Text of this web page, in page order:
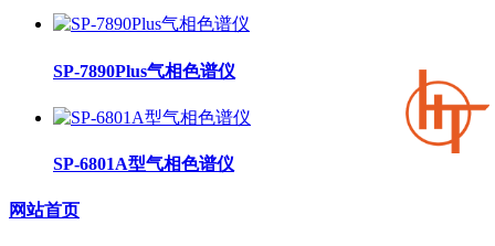
SP-7890Plus气相色谱仪
SP-6801A型气相色谱仪
网站首页